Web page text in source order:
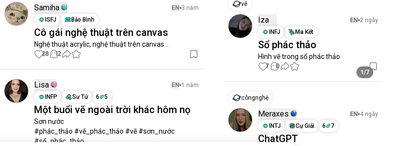
Samiha EN 3 năm
ISFJ
Bảo Bình
Cô gái nghệ thuật trên canvas
Nghệ thuật acrylic, nghệ thuật trên canvas ..
28 12
Lisa EN 1 năm
INFP
Sư Tử 6 5
Một buổi vẽ ngoài trời khác hôm nọ
Sơn nước
#phác_thảo #vẽ_phác_thảo #vẽ #sơn_nước
#sổ_phác_thảo
vẽ
Iza EN 2 ngày
INFJ
Ma Kết
Sổ phác thảo
Hình vẽ trong sổ phác thảo
1/7
7 0
côngnghệ
Meraxes EN 4 ngày
INTJ
Cự Giải 6 7
ChatGPT